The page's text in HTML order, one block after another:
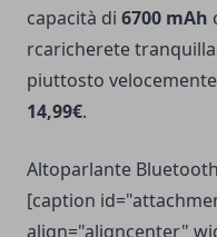
capacità di 6700 mAh
rcaricherete
piuttosto
14,99€.
Altoparlante Bluetooth
[caption
align="aligncenter"